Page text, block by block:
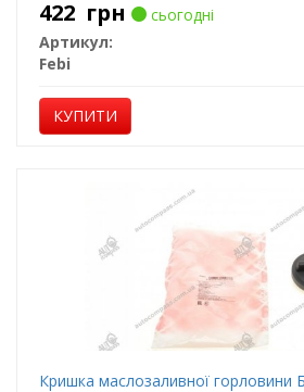
422 грн
сьогодні
Артикул:
Febi
КУПИТИ
Кришка маслозаливної горловини